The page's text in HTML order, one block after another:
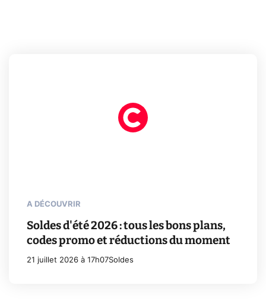
A DÉCOUVRIR
Soldes d'été 2026 : tous les bons plans,
codes promo et réductions du moment
21 juillet 2026 à 17h07Soldes